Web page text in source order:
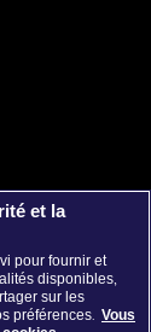
et la
pour fournir et
disponibles,
sur les
préférences. Vous